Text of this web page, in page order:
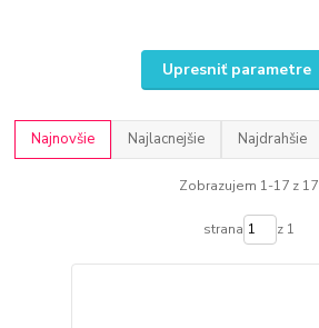
Upresniť parametre
Najnovšie Najlacnejšie Najdrahšie
Zobrazujem 1-17 z 17
strana z 1